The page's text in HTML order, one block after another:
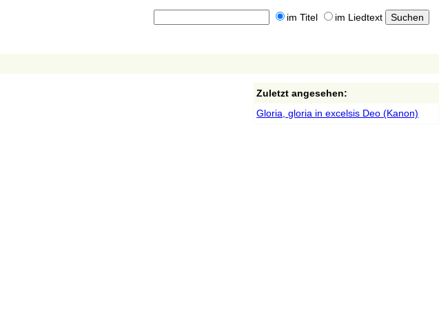
im Titel im Liedtext
Zuletzt angesehen:
Gloria, gloria in excelsis Deo (Kanon)